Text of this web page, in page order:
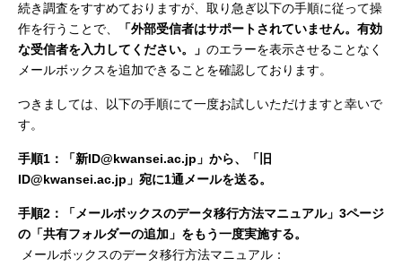
続き調査をすすめておりますが、取り急ぎ以下の手順に従って操
作を行うことで、
「外部受信者はサポートされていません。有効
な受信者を入力してください。」 のエラーを表示させることなく
メールボックスを追加できることを確認しております。
つきましては、以下の手順にて一度お試しいただけますと幸いで
す。
手順1：「新ID@kwansei.ac.jp」から、「旧
ID@kwansei.ac.jp」宛に1通メールを送る。
手順2：「メールボックスのデータ移行方法マニュアル」3ページ
の「共有フォルダーの追加」をもう一度実施する。
メールボックスのデータ移行方法マニュアル：